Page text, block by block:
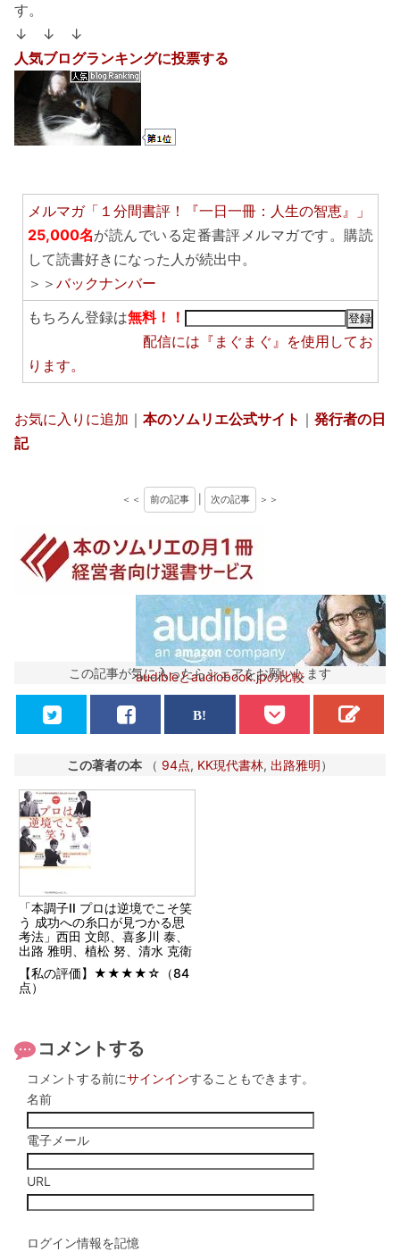
す。
↓ ↓ ↓
人気ブログランキングに投票する
メルマガ「１分間書評！『一日一冊：人生の智恵』」
25,000名が読んでいる定番書評メルマガです。購読
して読書好きになった人が続出中。
＞＞ バックナンバー
もちろん登録は無料！！
配信には 『まぐまぐ』 を使用してお
ります。
お気に入りに追加 ｜ 本のソムリエ公式サイト ｜ 発行者の日
記
＜＜ 前の記事 次の記事 ＞＞
audibleとaudiobook.jpの比較
この記事が気に入ったらシェアをお願いします
この著者の本 （ 94点, KK現代書林, 出路雅明）
「本調子II プロは逆境でこそ笑
う 成功への糸口が見つかる思
考法」西田 文郎、喜多川 泰、
出路 雅明、植松 努、清水 克衛
【私の評価】★★★★☆（84
点）
コメントする
コメントする前にサインインすることもできます。
名前
電子メール
URL
ログイン情報を記憶